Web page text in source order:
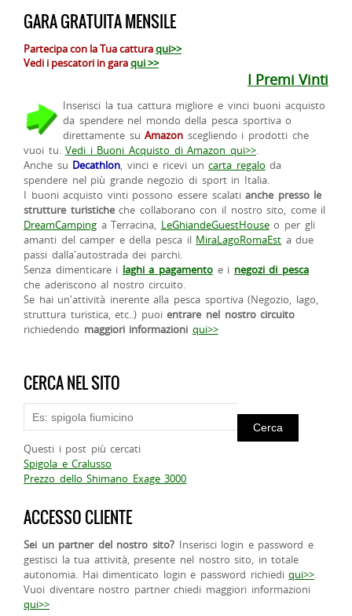
GARA GRATUITA MENSILE
Partecipa con la Tua catturaqui>>
Vedi i pescatori in garaqui >>
I Premi Vinti
Inserisci la tua cattura migliore e vinci buoni acquisto
da spendere nel mondo della pesca sportiva o
direttamente suAmazon scegliendo i prodotti che
vuoi tu.Vedi i Buoni Acquisto di Amazon qui>>.
Anche su Decathlon, vinci e ricevi uncarta regalo da
spendere nel più grande negozio di sport in Italia.
I buoni acquisto vinti possono essere scalatianche presso le
strutture turisticheche collaborano con il nostro sito, come il
DreamCamping a Terracina, LeGhiandeGuestHouseo per gli
amanti del camper e della pesca il MiraLagoRomaEst a due
passi dalla'autostrada dei parchi.
Senza dimenticare i laghi a pagamento e i negozi di pesca
che aderiscono al nostro circuito.
Se hai un'attività inerente alla pesca sportiva (Negozio, lago,
struttura turistica, etc..) puoientrare nel nostro circuito
richiedendo maggiori informazioni qui>>
CERCA NEL SITO
Questi i post più cercati
Spigola e Cralusso
Prezzo dello Shimano Exage 3000
ACCESSO CLIENTE
Sei un partner del nostro sito? Inserisci login e password e
gestisci la tua attività, presente nel nostro sito, in totale
autonomia. Hai dimenticato login e password richiediqui>>.
Vuoi diventare nostro partner chiedi maggiori informazioni
qui>>